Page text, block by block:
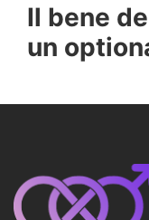
Il bene
un